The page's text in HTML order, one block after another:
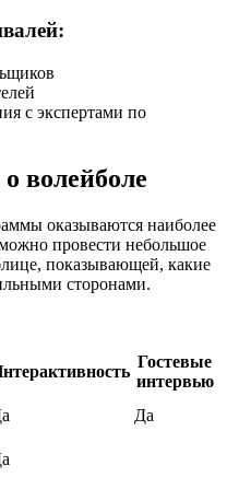
с экспертами по
волейболе
оказываются наиболее
провести небольшое
показывающей, какие
сторонами.
Гостевые
интервью
Да